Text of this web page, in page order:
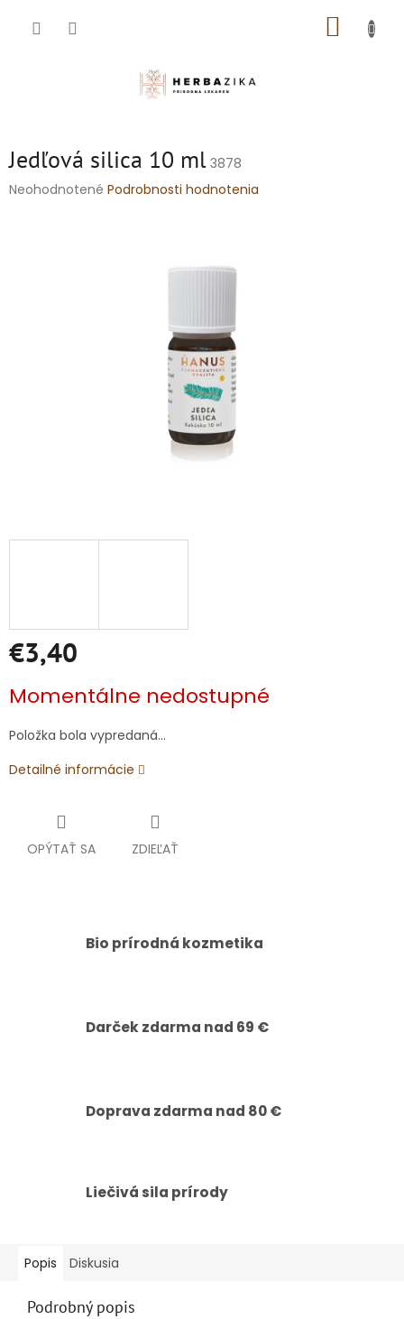
Jedľová silica 10 ml 3878
Priemerné
Neohodnotené Podrobnosti hodnotenia
€3,40
cena:
Momentálne nedostupné
Položka bola vypredaná…
Detailné informácie
OPÝTAŤ SA ZDIEĽAŤ
Bio prírodná kozmetika
Darček zdarma nad 69 €
Doprava zdarma nad 80 €
Liečivá sila prírody
Popis Diskusia
Podrobný popis